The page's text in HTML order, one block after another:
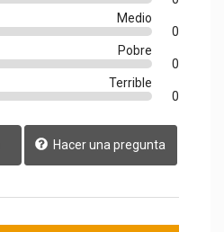
Medio
0
Pobre
0
Terrible
0
Hacer una pregunta